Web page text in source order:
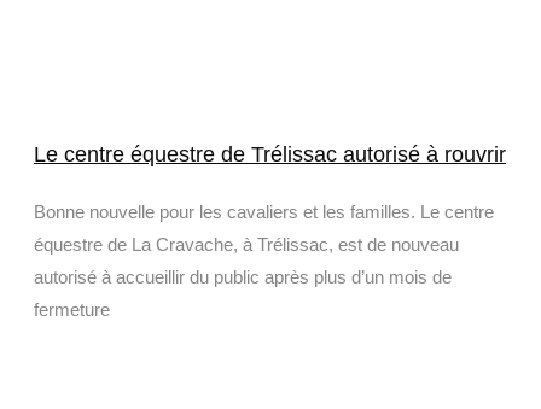
Le centre équestre de Trélissac autorisé à rouvrir
Bonne nouvelle pour les cavaliers et les familles. Le centre
équestre de La Cravache, à Trélissac, est de nouveau
autorisé à accueillir du public après plus d’un mois de
fermeture